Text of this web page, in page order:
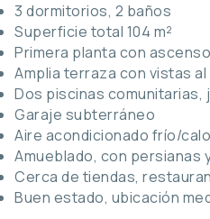
3 dormitorios, 2 baños
Superficie total 104 m²
Primera planta con
Amplia terraza con vistas al
Dos piscinas comunitarias,
Garaje subterráneo
Aire acondicionado frío/
Amueblado, con persianas
Cerca de tiendas,
Buen estado, ubicación